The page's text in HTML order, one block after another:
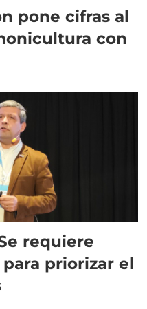
pone cifras al
con
requiere
priorizar el